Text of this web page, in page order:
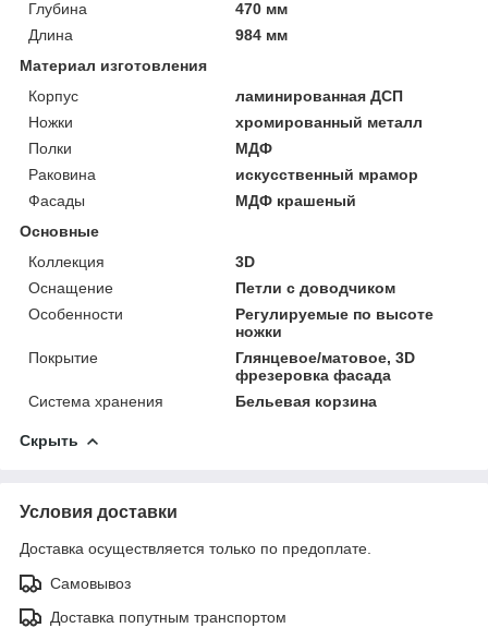
Глубина
470 мм
Длина
984 мм
Материал изготовления
Корпус
ламинированная ДСП
Ножки
хромированный металл
Полки
МДФ
Раковина
искусственный мрамор
Фасады
МДФ крашеный
Основные
Коллекция
3D
Оснащение
Петли с доводчиком
Особенности
Регулируемые по высоте
ножки
Покрытие
Глянцевое/матовое, 3D
фрезеровка фасада
Система хранения
Бельевая корзина
Скрыть
Условия доставки
Доставка осуществляется только по предоплате.
Самовывоз
Доставка попутным транспортом